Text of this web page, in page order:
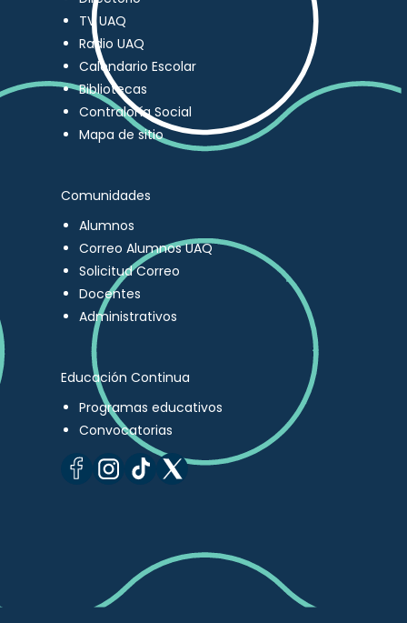
TV UAQ
Radio UAQ
Calendario Escolar
Bibliotecas
Contraloría Social
Mapa de sitio
Comunidades
Alumnos
Correo Alumnos UAQ
Solicitud Correo
Docentes
Administrativos
Educación Continua
Programas educativos
Convocatorias